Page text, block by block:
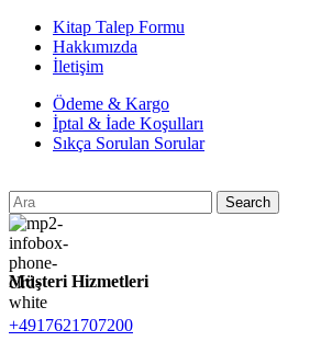
Kitap Talep Formu
Hakkımızda
İletişim
Ödeme & Kargo
İptal & İade Koşulları
Sıkça Sorulan Sorular
Search
Müşteri Hizmetleri
+4917621707200